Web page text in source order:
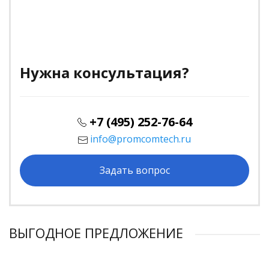
Нужна консультация?
+7 (495) 252-76-64
info@promcomtech.ru
Задать вопрос
ВЫГОДНОЕ ПРЕДЛОЖЕНИЕ